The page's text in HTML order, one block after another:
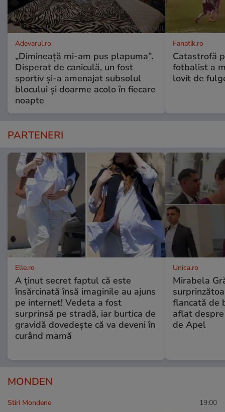
Adevarul.ro
„Dimineață mi-am pus plapuma”.
Disperat de caniculă, un fost
sportiv și-a amenajat subsolul
blocului și doarme acolo în fiecare
noapte
Fanatik.ro
Catastrofă
fotbalist a
lovit de
PARTENERI
Elle.ro
A ținut secret faptul că este
însărcinată însă imaginile au ajuns
pe internet! Vedeta a fost
surprinsă pe stradă, iar burtica de
gravidă dovedește că va deveni în
curând mamă
Unica.ro
Mirabela
flancată de
aflat
de Apel
MONDEN
Stiri Mondene 19:00